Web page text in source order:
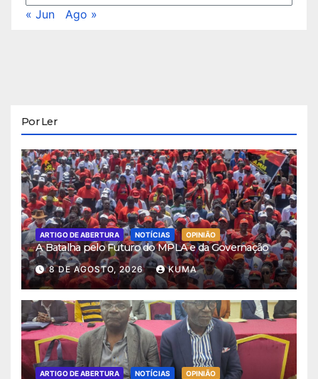
« Jun Ago »
Por Ler
ARTIGO DE ABERTURA NOTÍCIAS OPINIÃO
A Batalha pelo Futuro do MPLA e da Governação
8 DE AGOSTO, 2026 KUMA
ARTIGO DE ABERTURA NOTÍCIAS OPINIÃO